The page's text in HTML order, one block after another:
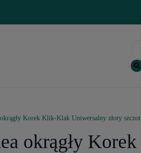
Korek Klik-Klak Uniwersalny złoty
okrągły